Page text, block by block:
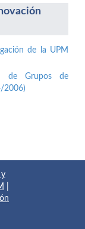
de la UPM
de Grupos de
2006)
y